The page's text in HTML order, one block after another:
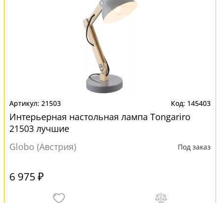
21503 145403
Интерьерная настольная лампа Tongariro
21503 лучшие
Globo (Австрия)
Под заказ
6 975 ₽